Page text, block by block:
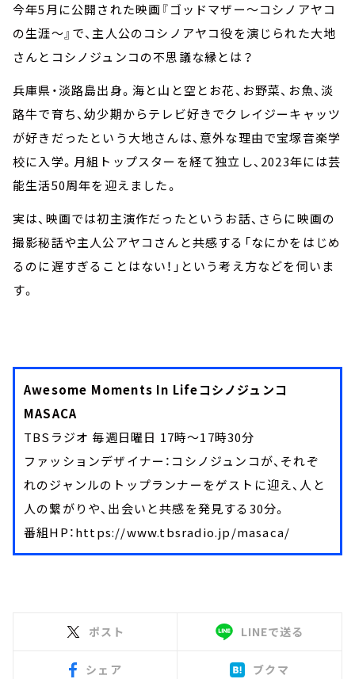
今年5月に公開された映画『ゴッドマザー～コシノアヤコ
の生涯～』で、主人公のコシノアヤコ役を演じられた大地
さんとコシノジュンコの不思議な縁とは？
兵庫県・淡路島出身。海と山と空とお花、お野菜、お魚、淡
路牛で育ち、幼少期からテレビ好きでクレイジーキャッツ
が好きだったという大地さんは、意外な理由で宝塚音楽学
校に入学。月組トップスターを経て独立し、2023年には芸
能生活50周年を迎えました。
実は、映画では初主演作だったというお話、さらに映画の
撮影秘話や主人公アヤコさんと共感する「なにかをはじめ
るのに遅すぎることはない！」という考え方などを伺いま
す。
Awesome Moments In Lifeコシノジュンコ
MASACA
TBSラジオ 毎週日曜日 17時～17時30分
ファッションデザイナー：コシノジュンコが、それぞ
れのジャンルのトップランナーをゲストに迎え、人と
人の繋がりや、出会いと共感を発見する30分。
番組HP：https://www.tbsradio.jp/masaca/
ポスト LINEで送る
シェア ブクマ